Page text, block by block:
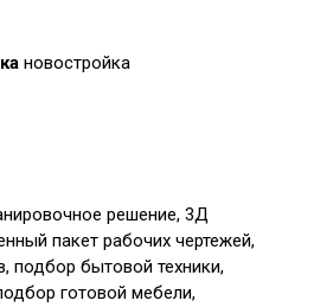
новостройка
решение, 3Д
пакет рабочих чертежей,
подбор бытовой техники,
готовой мебели,